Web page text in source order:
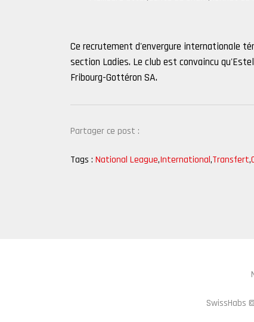
Ce recrutement d'envergure internationale
section Ladies. Le club est convaincu
Fribourg-Gottéron SA.
Partager ce post :
Tags : National League,International,Transfert,
SwissHabs ©